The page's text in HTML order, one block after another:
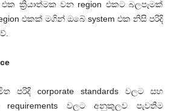
එක ක්‍රියාත්මක වන region එකට බලපෑමක්
එකක් මගින් ඔබේ system එක නිසි පරිදි
පරිදි corporate standards වලට සහ
requirements වලට අනුකුලව පැවතීම